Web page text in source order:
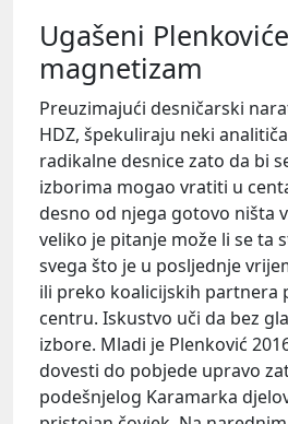
Ugašeni
magnetizam
Preuzimajući desničarski
HDZ, špekuliraju neki
radikalne desnice zato da bi
izborima mogao vratiti u
desno od njega gotovo ništa
veliko je pitanje može li se ta
svega što je u posljednje
ili preko koalicijskih partnera
centru. Iskustvo uči da bez
izbore. Mladi je Plenković
dovesti do pobjede upravo
podešnjelog Karamarka